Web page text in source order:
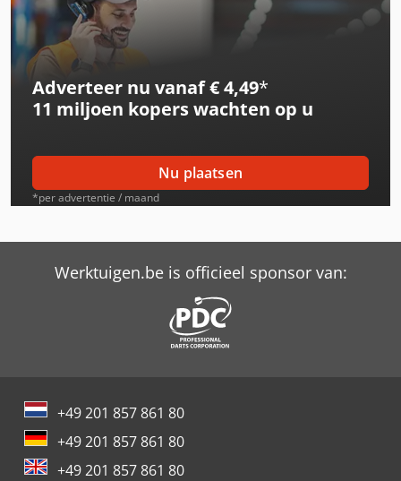
Gesan Dvs 200
International 1246
International 844 S
Isal Pb120 D
Isal Pb120 E
Knegt Wb 120
Schaffer 2345 T
Valla 400 E
Versalift Vdt-170-F
Adverteer nu vanaf € 4,49*
11 miljoen koperswachten op u
Nu plaatsen
*per advertentie / maand
Werktuigen.be is officieel sponsor van:
+49 201 857 861 80
+49 201 857 861 80
+49 201 857 861 80